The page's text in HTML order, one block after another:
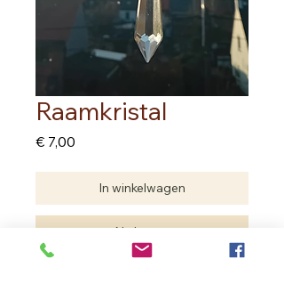
Raamkristal
€ 7,00
In winkelwagen
Nu kopen